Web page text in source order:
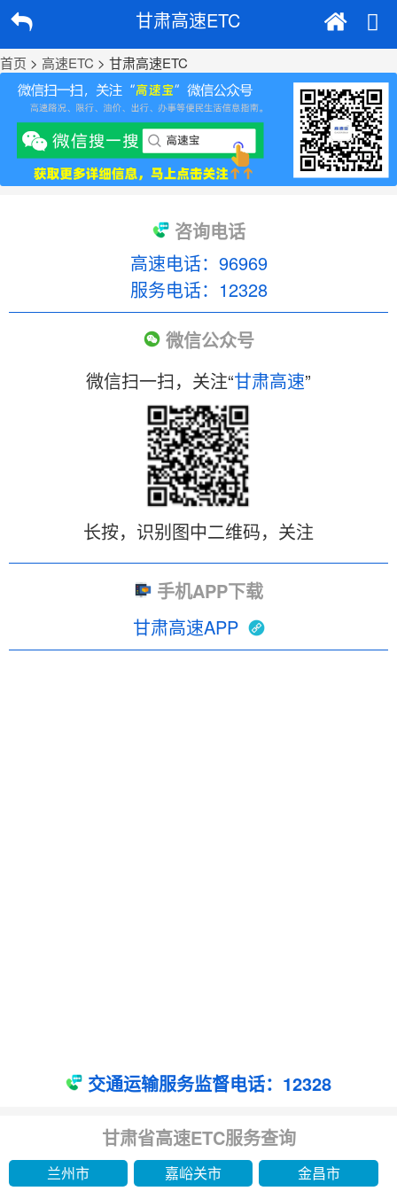
甘肃高速ETC
首页 > 高速ETC > 甘肃高速ETC
咨询电话
高速电话：96969
服务电话：12328
微信公众号
微信扫一扫，关注“甘肃高速”
长按，识别图中二维码，关注
手机APP下载
甘肃高速APP
交通运输服务监督电话：12328
甘肃省高速ETC服务查询
兰州市 嘉峪关市 金昌市